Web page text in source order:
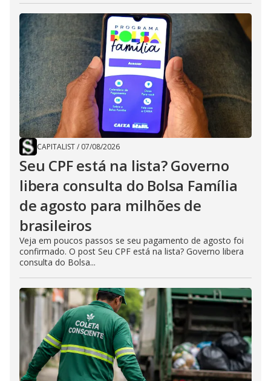
CAPITALIST/ 07/08/2026
Seu CPF está na lista? Governo
libera consulta do Bolsa Família
de agosto para milhões de
brasileiros
Veja em poucos passos se seu pagamento de agosto foi
confirmado. O post Seu CPF está na lista? Governo libera
consulta do Bolsa...